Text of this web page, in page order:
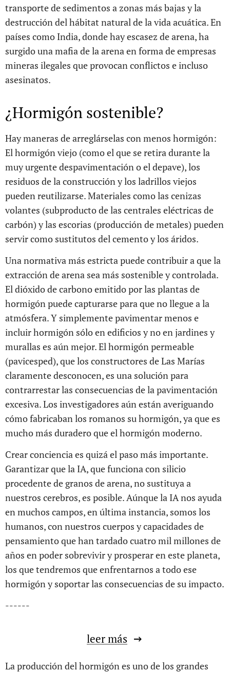
transporte de sedimentos a zonas más bajas y la
destrucción del hábitat natural de la vida acuática. En
países como India, donde hay escasez de arena, ha
surgido una mafia de la arena en forma de empresas
mineras ilegales que provocan conflictos e incluso
asesinatos.
¿Hormigón sostenible?
Hay maneras de arreglárselas con menos hormigón:
El hormigón viejo (como el que se retira durante la
muy urgente despavimentación o el depave), los
residuos de la construcción y los ladrillos viejos
pueden reutilizarse. Materiales como las cenizas
volantes (subproducto de las centrales eléctricas de
carbón) y las escorias (producción de metales) pueden
servir como sustitutos del cemento y los áridos.
Una normativa más estricta puede contribuir a que la
extracción de arena sea más sostenible y controlada.
El dióxido de carbono emitido por las plantas de
hormigón puede capturarse para que no llegue a la
atmósfera. Y simplemente pavimentar menos e
incluir hormigón sólo en edificios y no en jardines y
murallas es aún mejor. El hormigón permeable
(pavicesped), que los constructores de Las Marías
claramente desconocen, es una solución para
contrarrestar las consecuencias de la pavimentación
excesiva. Los investigadores aún están averiguando
cómo fabricaban los romanos su hormigón, ya que es
mucho más duradero que el hormigón moderno.
Crear conciencia es quizá el paso más importante.
Garantizar que la IA, que funciona con silicio
procedente de granos de arena, no sustituya a
nuestros cerebros, es posible. Aúnque la IA nos ayuda
en muchos campos, en última instancia, somos los
humanos, con nuestros cuerpos y capacidades de
pensamiento que han tardado cuatro mil millones de
años en poder sobrevivir y prosperar en este planeta,
los que tendremos que enfrentarnos a todo ese
hormigón y soportar las consecuencias de su impacto.
------
leer más
La producción del hormigón es uno de los grandes